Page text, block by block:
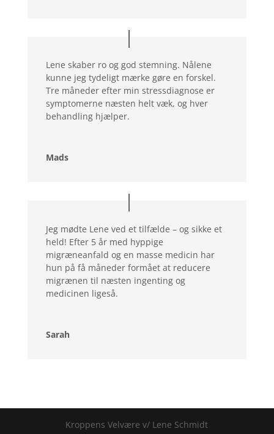
Lene skaber ro og god stemning. Nålene
kunne jeg tydeligt mærke gøre en forskel.
Tre måneder efter min stressdiagnose er
symptomerne næsten helt væk, og hver
behandling hjælper.
Mads
Jeg mødte Lene ved et tilfælde – og sikke et
held! Efter 5 år med hyppige
migræneanfald og en masse medicin har
hun på få måneder formået at reducere
migrænen til næsten ingenting og
medicinen ligeså.
Sarah
Kroppens Velvære v/ Lene Schmidt